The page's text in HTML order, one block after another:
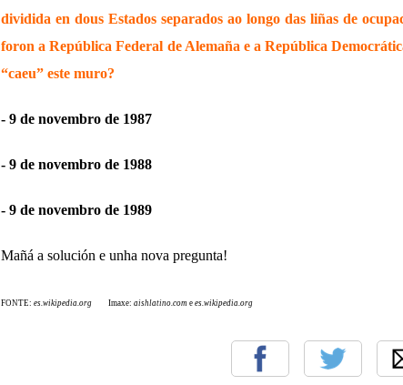
dividida en dous Estados separados ao longo das liñas de
foron a República Federal de Alemaña e a República
“caeu” este muro?
- 9 de novembro de 1987
- 9 de novembro de 1988
- 9 de novembro de 1989
Mañá a solución e unha nova pregunta!
FONTE: es.wikipedia.org Imaxe: aishlatino.com e es.wikipedia.org